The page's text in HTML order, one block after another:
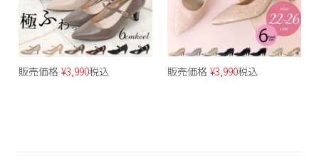
販売価格 ¥3,990税込 販売価格 ¥3,990税込